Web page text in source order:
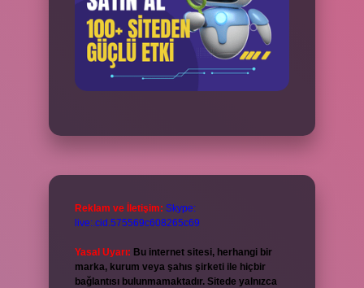
Reklam ve İletişim: Skype:
live:.cid.575569c608265c69
Yasal Uyarı: Bu internet sitesi, herhangi bir
marka, kurum veya şahıs şirketi ile hiçbir
bağlantısı bulunmamaktadır. Sitede yalnızca